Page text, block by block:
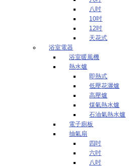
八吋
10吋
12吋
天花式
浴室電器
浴室暖風機
熱水爐
即熱式
低壓花灑爐
高壓爐
煤氣熱水爐
石油氣熱水爐
電子廁板
抽氣扇
四吋
六吋
八吋